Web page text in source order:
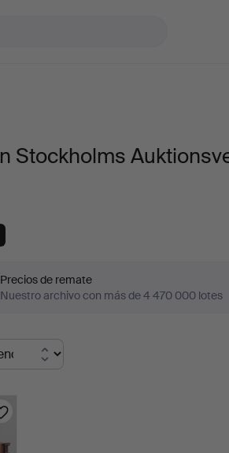
Stockholms
Precios de remate
Nuestro archivo con más de 4 470 000 lotes